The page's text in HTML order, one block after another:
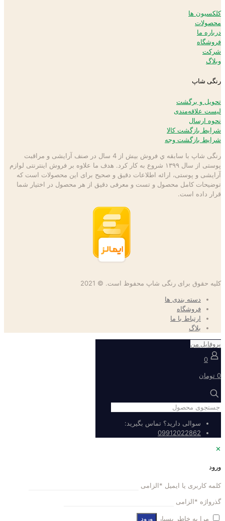
کلکسیون ها
محصولات
درباره ما
فروشگاه
شرکت
وبلاگ
رنگی شاپ
تحویل و برگشت
لیست علاقه‌مندی
نحوه ارسال
شرایط بازگشت کالا
شرایط بازگشت وجه
رنگی شاپ با سابقه ي فروش بیش از 4 سال در صنف آرایشی و مراقبت
پوستی از سال ۱۳۹۹ شروع به كار كرد. هدف ما علاوه بر فروش اینترنتی لوازم
آرایشی و پوستی، ارائه اطلاعات دقیق و صحیح برای این محصولات است كه
توضيحات كامل محصول و تست و معرفی دقیق از هر محصول در اختيار شما
قرار داده است.
کلیه حقوق برای رنگی شاپ محفوظ است. © 2021
دسته بندی ها
فروشگاه
ارتباط با ما
بلاگ
پروفایل من
0
0 تومان
سوالی دارید؟ تماس بگیرید:
09912022862
✕
ورود
کلمه کاربری یا ایمیل *الزامی
گذرواژه *الزامی
مرا به خاطر بسپار ورود